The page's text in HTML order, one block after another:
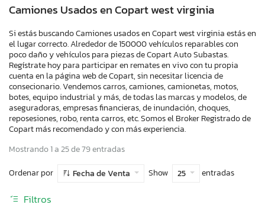
Camiones Usados en Copart west virginia
Si estás buscando Camiones usados en Copart west virginia estás en
el lugar correcto. Alrededor de 150000 vehículos reparables con
poco daño y vehículos para piezas de Copart Auto Subastas.
Regístrate hoy para participar en remates en vivo con tu propia
cuenta en la página web de Copart, sin necesitar licencia de
consecionario. Vendemos carros, camiones, camionetas, motos,
botes, equipo industrial y más, de todas las marcas y modelos, de
aseguradoras, empresas financieras, de inundación, choques,
reposesiones, robo, renta carros, etc. Somos el Broker Registrado de
Copart más recomendado y con más experiencia.
Mostrando 1 a 25 de 79 entradas
Ordenar por
Fecha de Venta Show 25 entradas
Filtros